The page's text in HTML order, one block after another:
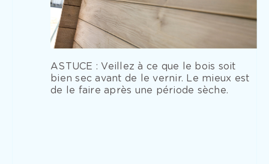
ASTUCE : Veillez à ce que le bois soit
bien sec avant de le vernir. Le mieux est
de le faire après une période sèche.